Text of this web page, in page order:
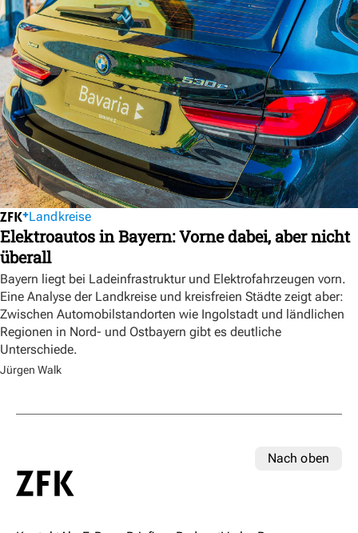
Landkreise
Elektroautos in Bayern: Vorne dabei, aber nicht
überall
Bayern liegt bei Ladeinfrastruktur und Elektrofahrzeugen vorn.
Eine Analyse der Landkreise und kreisfreien Städte zeigt aber:
Zwischen Automobilstandorten wie Ingolstadt und ländlichen
Regionen in Nord- und Ostbayern gibt es deutliche
Unterschiede.
Jürgen Walk
Nach oben